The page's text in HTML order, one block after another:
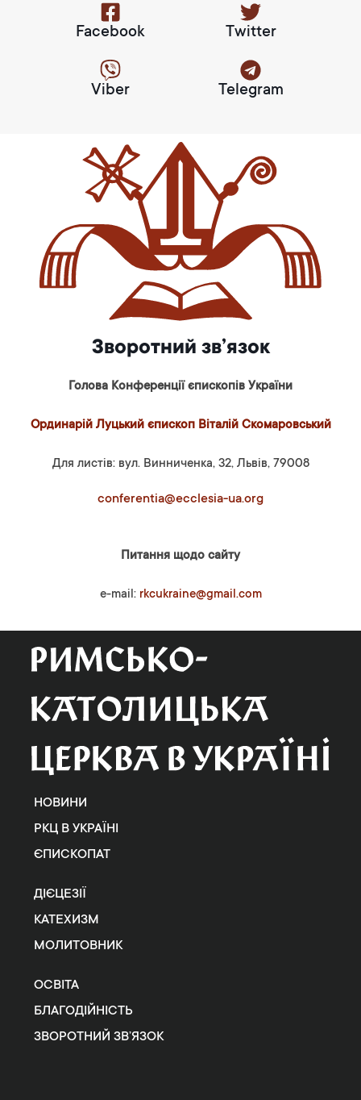
Facebook Twitter
Viber Telegram
Зворотний зв’язок
Голова Конференції єпископів України
Ординарій Луцький єпископ Віталій Скомаровський
Для листів: вул. Винниченка, 32, Львів, 79008
conferentia@ecclesia-ua.org
Питання щодо сайту
e-mail: rkcukraine@gmail.com
НОВИНИ
РКЦ В УКРАЇНІ
ЄПИСКОПАТ
ДІЄЦЕЗІЇ
КАТЕХИЗМ
МОЛИТОВНИК
ОСВІТА
БЛАГОДІЙНІСТЬ
ЗВОРОТНИЙ ЗВ’ЯЗОК